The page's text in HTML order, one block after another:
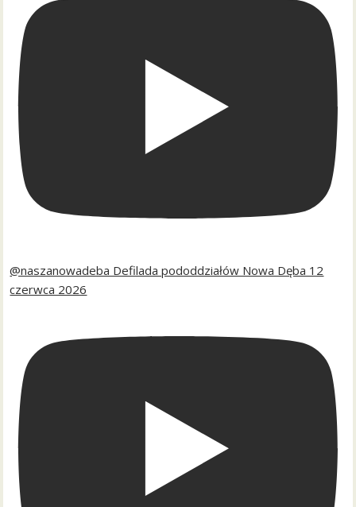
@naszanowadeba Defilada pododdziałów Nowa Dęba 12
czerwca 2026